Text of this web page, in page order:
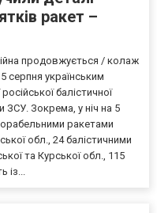
ракет –
продовжується / колаж
серпня українським
балістичної
ЗСУ. Зокрема, у ніч на 5
ракетами
обл., 24 балістичними
та Курської обл., 115